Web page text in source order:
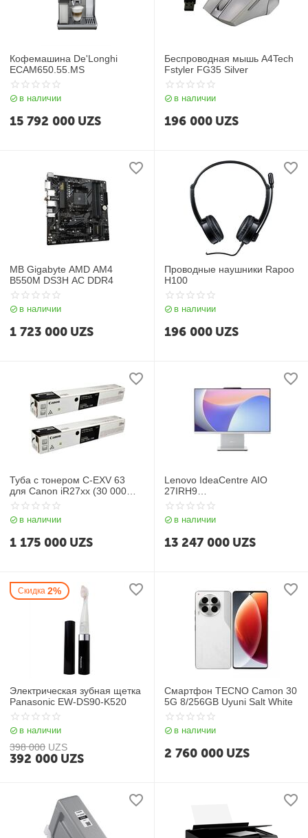
Кофемашина De'Longhi
ECAM650.55.MS
в наличии
15 792 000 UZS
Беспроводная мышь A4Tech
Fstyler FG35 Silver
в наличии
196 000 UZS
MB Gigabyte AMD AM4
B550M DS3H AC DDR4
в наличии
1 723 000 UZS
Проводные наушники Rapoo
H100
в наличии
196 000 UZS
Туба с тонером C-EXV 63
для Canon iR27xx (30 000
стр.)
в наличии
1 175 000 UZS
Lenovo IdeaCentre AIO
27IRH9
(i7/16/512GbNVME/27") Cloud
Grey
в наличии
13 247 000 UZS
Скидка 2%
Электрическая зубная щетка
Panasonic EW-DS90-K520
в наличии
398 000 UZS
392 000 UZS
Смартфон TECNO Camon 30
5G 8/256GB Uyuni Salt White
в наличии
2 760 000 UZS